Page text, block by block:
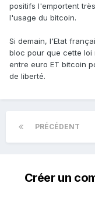
positifs l'emportent
l'usage du bitcoin.
Si demain, l'Etat
bloc pour que cette loi
entre euro ET bitcoin
de liberté.
PRÉCÉDENT
Créer un